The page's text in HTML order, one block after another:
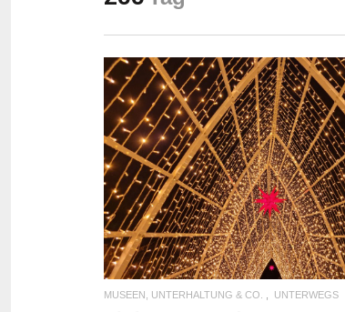
READ MORE
MUSEEN, UNTERHALTUNG & CO. UNTERWEGS